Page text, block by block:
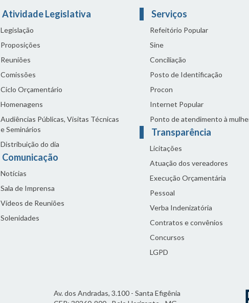
Atividade Legislativa
Legislação
Proposições
Reuniões
Comissões
Ciclo Orçamentário
Homenagens
Audiências Públicas, Visitas Técnicas
e Seminários
Distribuição do dia
Comunicação
Notícias
Sala de Imprensa
Vídeos de Reuniões
Solenidades
Serviços
Refeitório Popular
Sine
Conciliação
Posto de Identificação
Procon
Internet Popular
Ponto de atendimento à
Transparência
Licitações
Atuação dos vereadores
Execução Orçamentária
Pessoal
Verba Indenizatória
Contratos e convênios
Concursos
LGPD
Av. dos Andradas, 3.100 - Santa Efigênia